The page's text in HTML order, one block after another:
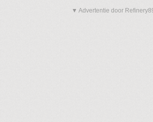
▼ Advertentie door